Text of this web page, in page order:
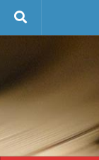
Skip to content